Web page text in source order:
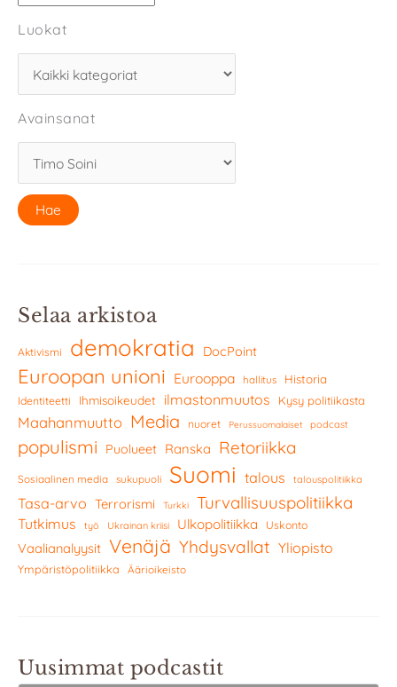
Luokat
Avainsanat
Selaa arkistoa
Aktivismi demokratia DocPoint
Euroopan unioni Eurooppa hallitus Historia
Identiteetti Ihmisoikeudet ilmastonmuutos Kysy politiikasta
Maahanmuutto Media nuoret Perussuomalaiset podcast
populismi Puolueet Ranska Retoriikka
Sosiaalinen media sukupuoli Suomi talous talouspolitiikka
Tasa-arvo Terrorismi Turkki Turvallisuuspolitiikka
Tutkimus työ Ukrainan kriisi Ulkopolitiikka Uskonto
Vaalianalyysit Venäjä Yhdysvallat Yliopisto
Ympäristöpolitiikka Äärioikeisto
Uusimmat podcastit